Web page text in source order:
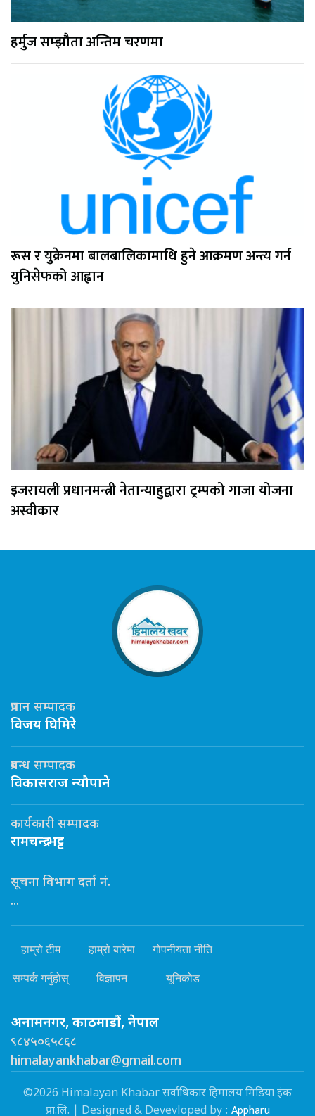
हर्मुज सम्झौता अन्तिम चरणमा
रूस र युक्रेनमा बालबालिकामाथि हुने आक्रमण अन्त्य गर्न
युनिसेफको आह्वान
इजरायली प्रधानमन्त्री नेतान्याहुद्वारा ट्रम्पको गाजा योजना
अस्वीकार
प्रधान सम्पादक
विजय घिमिरे
प्रबन्ध सम्पादक
विकासराज न्यौपाने
कार्यकारी सम्पादक
रामचन्द्र भट्ट
सूचना विभाग दर्ता नं.
...
हाम्रो टीम हाम्रो बारेमा गोपनीयता नीति
सम्पर्क गर्नुहोस् विज्ञापन यूनिकोड
अनामनगर, काठमाडौं, नेपाल
९८४५०६५८६८
himalayankhabar@gmail.com
©2026 Himalayan Khabar सर्वाधिकार हिमालय मिडिया इंक
प्रा.लि. | Designed & Devevloped by : Appharu